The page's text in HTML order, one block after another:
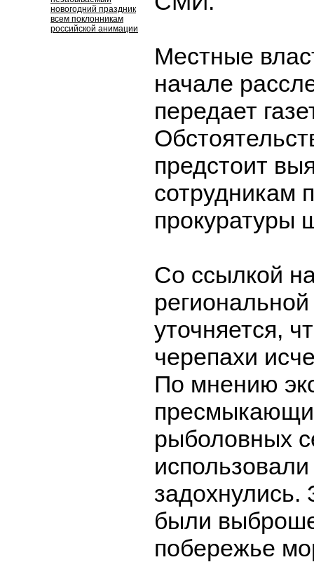
новогодний праздник
всем поклонникам
российской анимации
Местные
начале
передает
предстоит
сотрудникам
прокуратуры
Со ссылкой
уточняется,
черепахи
По мнению
рыболовных
задохнулись.
были
побережье